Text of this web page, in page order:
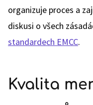
organizuje proces a
diskusi o všech
standardech EMCC.
Kvalita